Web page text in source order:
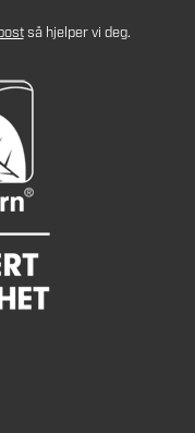
så hjelper vi deg.